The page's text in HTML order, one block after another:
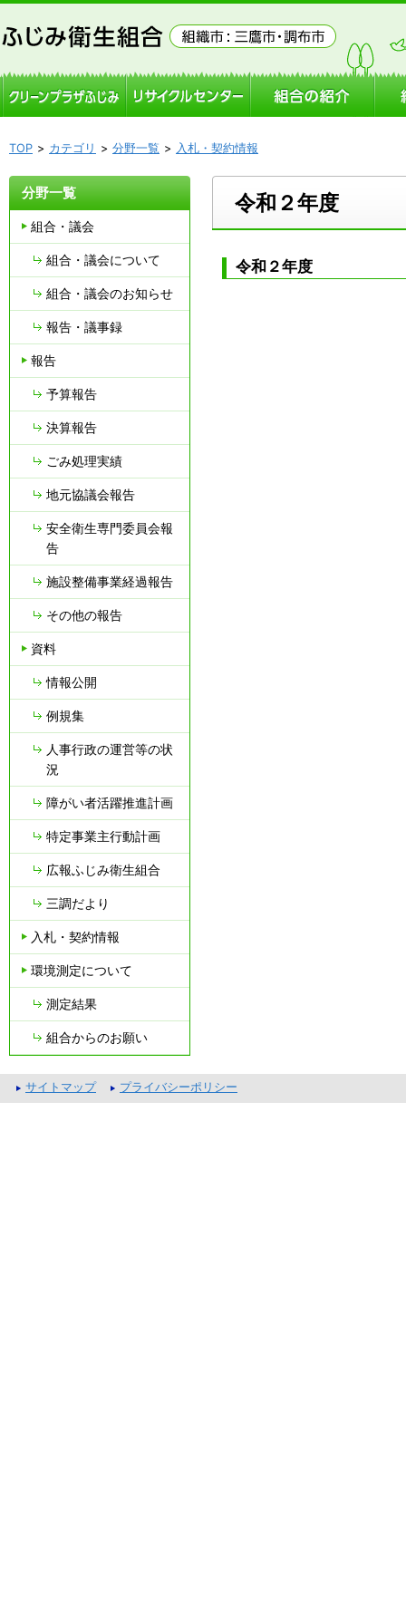
TOP カテゴリ 分野一覧 入札・契約情報
令和２年度
令和２年度
分野一覧
組合・議会
組合・議会について
組合・議会のお知らせ
報告・議事録
報告
予算報告
決算報告
ごみ処理実績
地元協議会報告
安全衛生専門委員会報
告
施設整備事業経過報告
その他の報告
資料
情報公開
例規集
人事行政の運営等の状
況
障がい者活躍推進計画
特定事業主行動計画
広報ふじみ衛生組合
三調だより
入札・契約情報
環境測定について
測定結果
組合からのお願い
サイトマップ プライバシーポリシー